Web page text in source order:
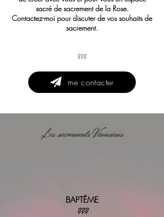
sacré de sacrement de la Rose.
Contactez-moi pour discuter de vos souhaits de
sacrement.
???
me contacter
Les sacrements Vénusiens
BAPTÊME
???